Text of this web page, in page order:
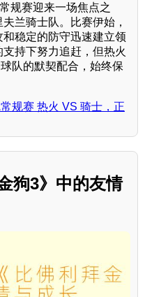
规赛迎来一场焦点之
兰骑士队。比赛伊始，
稳定的防守迅速建立领
持下努力追赶，但热火
队的默契配合，始终保
规赛 热火 VS 骑士，正
狗3》中的友情